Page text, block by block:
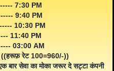
7:30 PM
9:40 PM
10:30 PM
11:40 PM
03:00 AM
((हरूफ़ रेट 100=960/-))
बार सेवा का मोका जरूर दे सट्टा कंपनी